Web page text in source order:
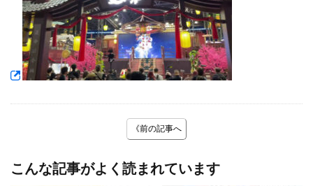
《前の記事へ
こんな記事がよく読まれています